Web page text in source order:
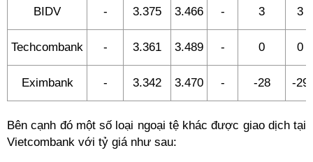
BIDV - 3.375 3.466 - 3 3
Techcombank - 3.361 3.489 - 0 0
Eximbank - 3.342 3.470 - -28 -29
Bên cạnh đó một số loại ngoại tệ khác được giao dịch tại
Vietcombank với tỷ giá như sau: